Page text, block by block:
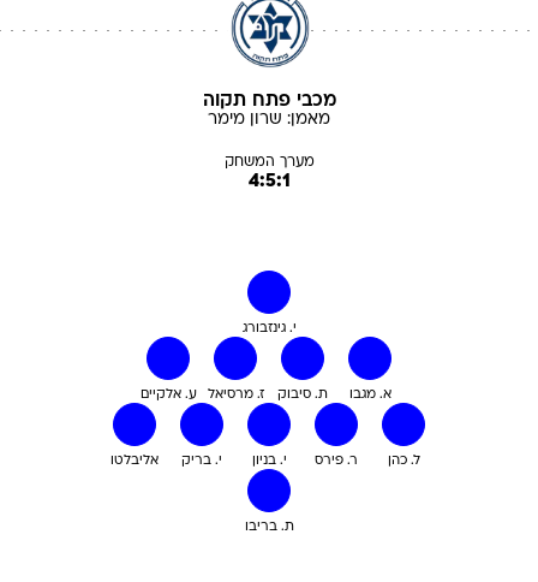
מכבי פתח תקוה
מאמן: שרון מימר
מערך המשחק
4:5:1
י. גינזבורג
ע. אלקיים ז. מרסיאל ת. סיבוק א. מגבו
אליבלטו י. בריק י. בניון ר. פירס ל. כהן
ת. בריבו